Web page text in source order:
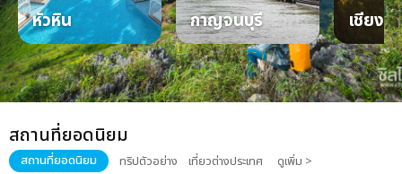
หัวหิน กาญจนบุรี เชียงใ
สถานที่ยอดนิยม
สถานที่ยอดนิยม ทริปตัวอย่าง เที่ยวต่างประเทศ ดูเพิ่ม >